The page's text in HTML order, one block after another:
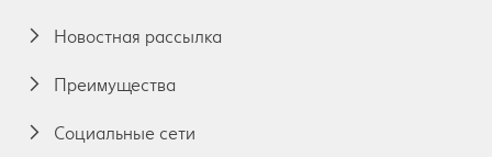
Новостная рассылка
Преимущества
Социальные сети